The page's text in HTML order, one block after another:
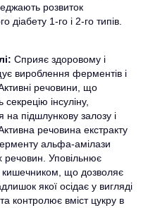
розвиток
діабету 1-го і 2-го типів.
Сприяє здоровому і
вироблення ферментів і
речовини, що
інсуліну,
підшлункову залозу і
речовина екстракту
альфа-амілази
Уповільнює
кишечником, що дозволяє
якої осідає у вигляді
контролює вміст цукру в